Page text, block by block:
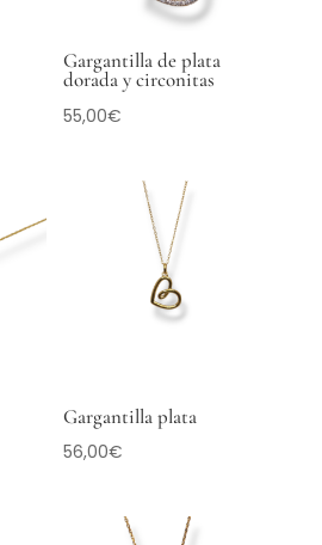
Gargantilla de plata
dorada y circonitas
55,00€
Gargantilla plata
56,00€